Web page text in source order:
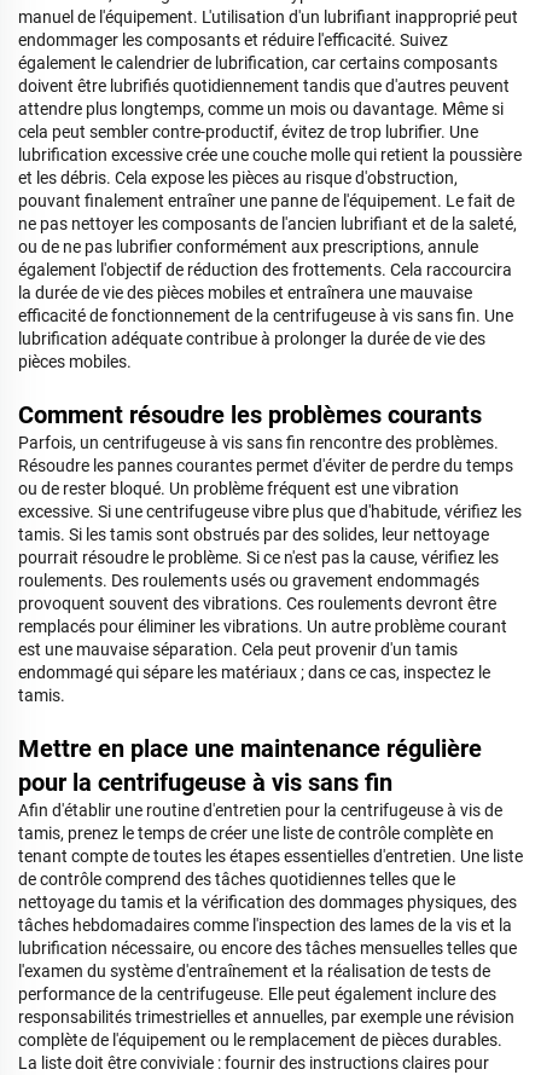
manuel de l'équipement. L'utilisation d'un lubrifiant inapproprié peut
endommager les composants et réduire l'efficacité. Suivez
également le calendrier de lubrification, car certains composants
doivent être lubrifiés quotidiennement tandis que d'autres peuvent
attendre plus longtemps, comme un mois ou davantage. Même si
cela peut sembler contre-productif, évitez de trop lubrifier. Une
lubrification excessive crée une couche molle qui retient la poussière
et les débris. Cela expose les pièces au risque d'obstruction,
pouvant finalement entraîner une panne de l'équipement. Le fait de
ne pas nettoyer les composants de l'ancien lubrifiant et de la saleté,
ou de ne pas lubrifier conformément aux prescriptions, annule
également l'objectif de réduction des frottements. Cela raccourcira
la durée de vie des pièces mobiles et entraînera une mauvaise
efficacité de fonctionnement de la centrifugeuse à vis sans fin. Une
lubrification adéquate contribue à prolonger la durée de vie des
pièces mobiles.
Comment résoudre les problèmes courants
Parfois, un centrifugeuse à vis sans fin rencontre des problèmes.
Résoudre les pannes courantes permet d'éviter de perdre du temps
ou de rester bloqué. Un problème fréquent est une vibration
excessive. Si une centrifugeuse vibre plus que d'habitude, vérifiez les
tamis. Si les tamis sont obstrués par des solides, leur nettoyage
pourrait résoudre le problème. Si ce n'est pas la cause, vérifiez les
roulements. Des roulements usés ou gravement endommagés
provoquent souvent des vibrations. Ces roulements devront être
remplacés pour éliminer les vibrations. Un autre problème courant
est une mauvaise séparation. Cela peut provenir d'un tamis
endommagé qui sépare les matériaux ; dans ce cas, inspectez le
tamis.
Mettre en place une maintenance régulière
pour la centrifugeuse à vis sans fin
Afin d'établir une routine d'entretien pour la centrifugeuse à vis de
tamis, prenez le temps de créer une liste de contrôle complète en
tenant compte de toutes les étapes essentielles d'entretien. Une liste
de contrôle comprend des tâches quotidiennes telles que le
nettoyage du tamis et la vérification des dommages physiques, des
tâches hebdomadaires comme l'inspection des lames de la vis et la
lubrification nécessaire, ou encore des tâches mensuelles telles que
l'examen du système d'entraînement et la réalisation de tests de
performance de la centrifugeuse. Elle peut également inclure des
responsabilités trimestrielles et annuelles, par exemple une révision
complète de l'équipement ou le remplacement de pièces durables.
La liste doit être conviviale : fournir des instructions claires pour